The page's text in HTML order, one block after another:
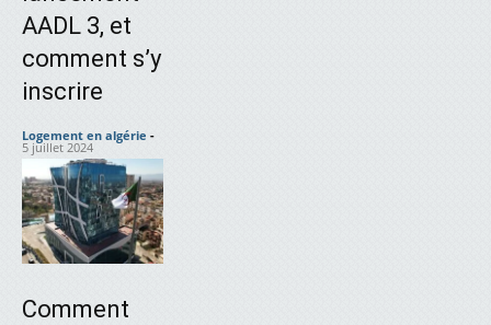
AADL 3, et
comment s’y
inscrire
Logement en algérie -
5 juillet 2024
Comment